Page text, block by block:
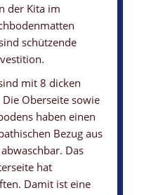
ECKEN
der Kita im
schützende
mit 8 dicken
Oberseite sowie
haben einen
Bezug aus
Das
hat
Damit ist eine